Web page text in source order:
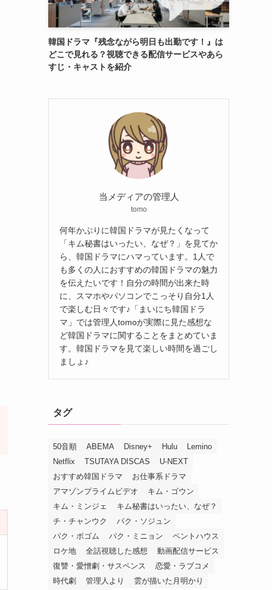
韓国ドラマ『残念ながら明日も出勤です！』は
どこで見れる？視聴できる配信サービスやあら
すじ・キャストを紹介
当メディアの管理人
tomo
何年かぶりに韓国ドラマが見たくなって
「キム秘書はいったい、なぜ？」を見てか
ら、韓国ドラマにハマっています。1人で
も多くの人におすすめの韓国ドラマの魅力
を伝えたいです！自分の時間が出来た時
に、スマホやパソコンでこっそり自分1人
で楽しむ日々です♪「まいにち韓国ドラ
マ」では管理人tomoが実際に見た感想な
ど韓国ドラマに関することをまとめていま
す。韓国ドラマを見て楽しい時間を過ごし
ましょ♪
タグ
50音順 ABEMA Disney+ Hulu
Lemino
Netflix
TSUTAYA DISCAS
U-NEXT
おすすめ韓国ドラマ
お仕事系ドラマ
アマゾンプライムビデオ
キム・ゴウン
キム・ミンジェ
キム秘書はいったい、なぜ？
チ・チャンウク
パク・ソジュン
パク・ボゴム
パク・ミニョン
ペントハウス
ロケ地
全話視聴した感想
動画配信サービス
復讐・愛憎劇・サスペンス
恋愛・ラブコメ
時代劇
管理人より
雲が描いた月明かり